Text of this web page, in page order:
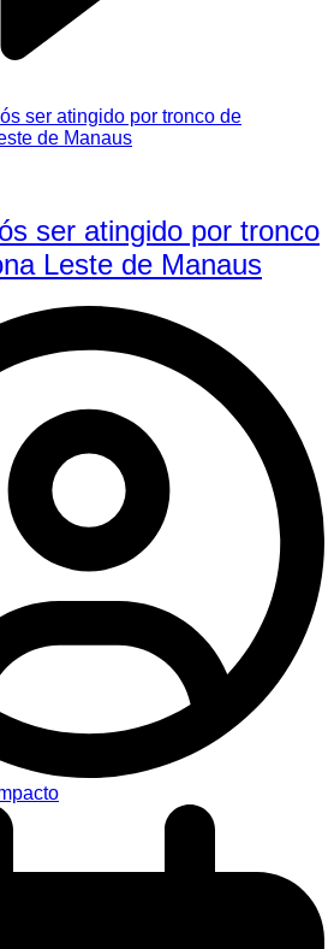
ser atingido por tronco
Leste de Manaus